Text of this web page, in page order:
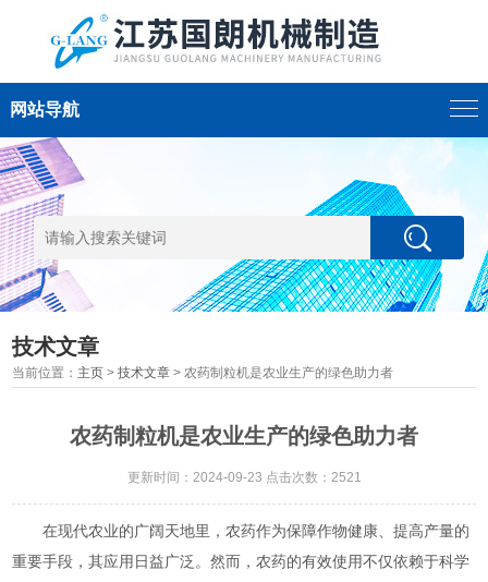
网站导航
技术文章
当前位置： 主页 >技术文章 > 农药制粒机是农业生产的绿色助力者
农药制粒机是农业生产的绿色助力者
更新时间：2024-09-23 点击次数：2521
在现代农业的广阔天地里，农药作为保障作物健康、提高产量的
重要手段，其应用日益广泛。然而，农药的有效使用不仅依赖于科学